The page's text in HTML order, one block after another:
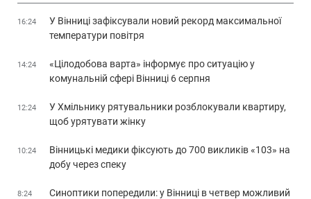
16:24
У Вінниці зафіксували новий рекорд максимальної
температури повітря
14:24
«Цілодобова варта» інформує про ситуацію у
комунальній сфері Вінниці 6 серпня
12:24
У Хмільнику рятувальники розблокували квартиру,
щоб урятувати жінку
10:24
Вінницькі медики фіксують до 700 викликів «103» на
добу через спеку
8:24
Синоптики попередили: у Вінниці в четвер можливий